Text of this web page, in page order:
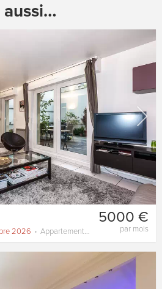
aussi…
5000 €
par mois
2026 Appartement